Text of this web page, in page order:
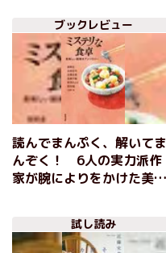
いしい推理で謎解きを た
べもの×ミステリ アンソロ
ジー』 友井羊／矢崎存美
深緑野分／近藤史恵
ブックレビュー
読んでまんぷく、解いてま
んぞく！ 6人の実力派作
家が腕によりをかけた美味
試し読み